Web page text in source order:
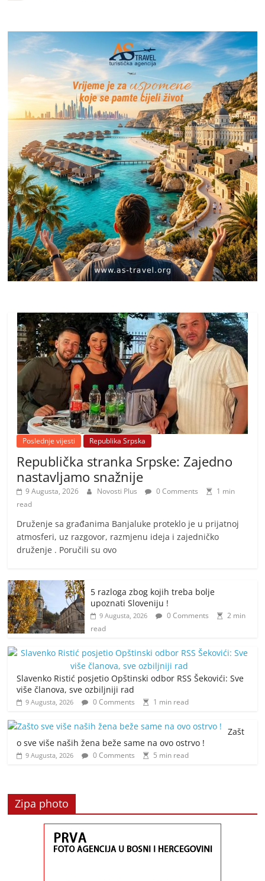
Poslednje vijesti Republika Srpska
Republička stranka Srpske: Zajedno
nastavljamo snažnije
9 Augusta, 2026 Novosti Plus 0 Comments
1 min
read
Druženje sa građanima Banjaluke proteklo je u prijatnoj
atmosferi, uz razgovor, razmjenu ideja i zajedničko
druženje . Poručili su ovo
5 razloga zbog kojih treba bolje
upoznati Sloveniju !
9 Augusta, 2026 0 Comments
2 min
read
Slavenko Ristić posjetio Opštinski odbor RSS Šekovići: Sve
više članova, sve ozbiljniji rad
9 Augusta, 2026 0 Comments 1 min read
Zašt
o sve više naših žena beže same na ovo ostrvo !
9 Augusta, 2026 0 Comments 5 min read
Zipa photo